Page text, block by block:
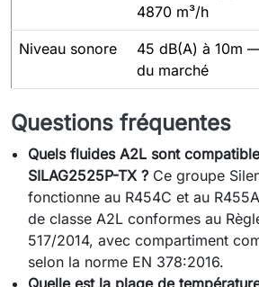
4870 m³/h
Niveau sonore
45 dB(A) à 10m
du marché
Questions fréquentes
Quels fluides A2L sont
SILAG2525P-TX ? Ce groupe
fonctionne au R454C et au
de classe A2L conformes au
517/2014, avec compartiment
selon la norme EN 378:2016.
Quelle est la plage de